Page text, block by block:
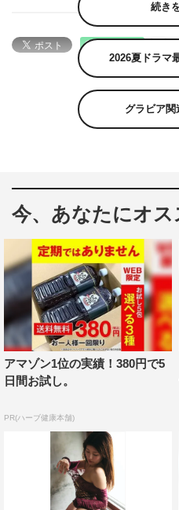
続き
2026夏ドラマ
グラビア
今、あなたにオス
アマゾン1位の実績！380円で5
日間お試し。
PR(ハーブ健康本舗)